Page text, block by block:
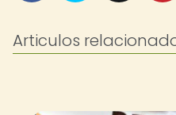
Articulos